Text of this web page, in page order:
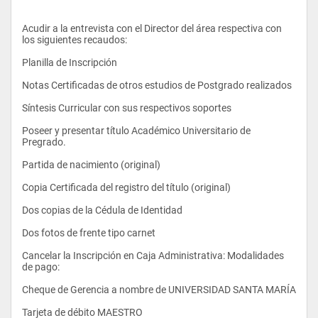
Capacidad de autoaprendizaje.
Capacidad para razonamiento abstracto.
Capacidad de presentar ideas a partir de juicio propio,
Socialmente responsable, ético y democrático.
Capacidad de liderazgo.
Puntualidad, disciplina e iniciativa en el trabajo.
-Probabilidades y Estadísticas
-Teoría de Sistemas
Acudir a la entrevista con el Director del área respectiva con
los siguientes recaudos:
Planilla de Inscripción
Notas Certificadas de otros estudios de Postgrado realizados
Síntesis Curricular con sus respectivos soportes
Poseer y presentar título Académico Universitario de
Pregrado.
Partida de nacimiento (original)
Copia Certificada del registro del título (original)
Dos copias de la Cédula de Identidad
Dos fotos de frente tipo carnet
Cancelar la Inscripción en Caja Administrativa: Modalidades
de pago:
Cheque de Gerencia a nombre de UNIVERSIDAD SANTA MARÍA
Tarjeta de débito MAESTRO